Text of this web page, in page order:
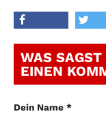
WAS
EINEN
Dein Name *